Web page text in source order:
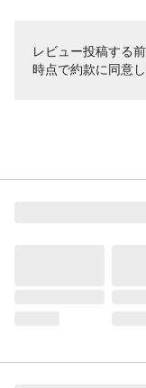
レビュー投稿する
時点で約款に同意